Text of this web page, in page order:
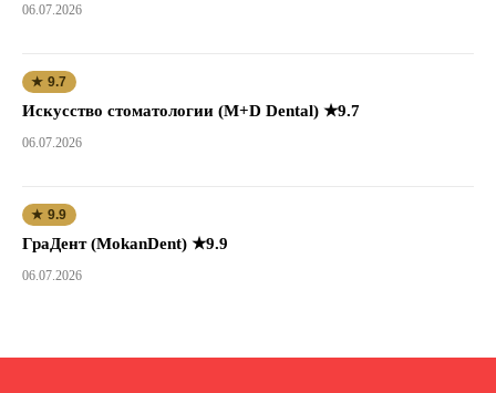
06.07.2026
★ 9.7
Искусство стоматологии (M+D Dental) ★9.7
06.07.2026
★ 9.9
ГраДент (MokanDent) ★9.9
06.07.2026